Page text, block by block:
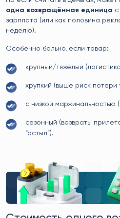
одна возвращённая единица
зарплата (или как половина
неделю).
Особенно больно, если товар:
крупный/тяжёлый
хрупкий (выше риск потери
с низкой маржинальностью
сезонный (возвраты
“остыл”).